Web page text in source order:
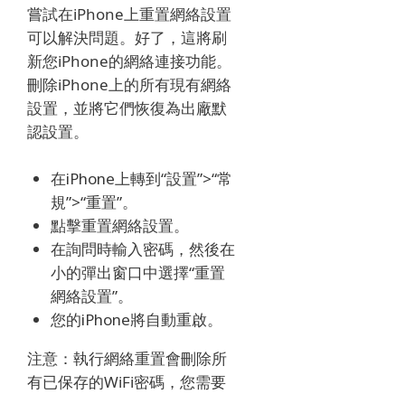
嘗試在iPhone上重置網絡設置
可以解決問題。 好了，這將刷
新您iPhone的網絡連接功能。
刪除iPhone上的所有現有網絡
設置，並將它們恢復為出廠默
認設置。
在iPhone上轉到“設置”>“常
規”>“重置”。
點擊重置網絡設置。
在詢問時輸入密碼，然後在
小的彈出窗口中選擇“重置
網絡設置”。
您的iPhone將自動重啟。
注意：執行網絡重置會刪除所
有已保存的WiFi密碼，您需要